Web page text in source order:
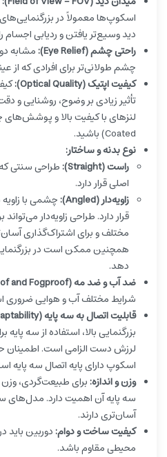
اسکوپ‌ها معمولاً در
دید وسیع‌تر یافتن و ردیابی اجسام
راحتی چشم (Eye Relief):
مشابه
چشم طولانی‌تر برای افرادی که
کیفیت اپتیک (Optical Quality):
تأثیر زیادی بر وضوح، روشنایی و
Coated) باشید.
نوع بدنه و ساختار:
راست (Straight):
طراحی سنتی
اصلی قرار دارد.
زاویه‌دار (Angled):
قرار دارد. طراحی زاویه‌دار
مختلف و برای اشتراک‌گذاری
همچنین ممکن است در
دهد.
ضد آب و ضد مه (Waterproof and Fogproof):
شرایط مختلف آب و هوایی ضروری
قابلیت اتصال به سه پایه (Tripod Adaptability):
بزرگنمایی بالا، استفاده از سه پایه
لرزش دست الزامی است. اطمینان
اسکوپ دارای پایه اتصال سه پایه
وزن و اندازه: برای طبیعت‌گردی،
سه پایه آن اهمیت دارد.
آسان‌تری دارند.
کیفیت ساخت و دوام: دوربین باید
محیطی مقاوم باشد.